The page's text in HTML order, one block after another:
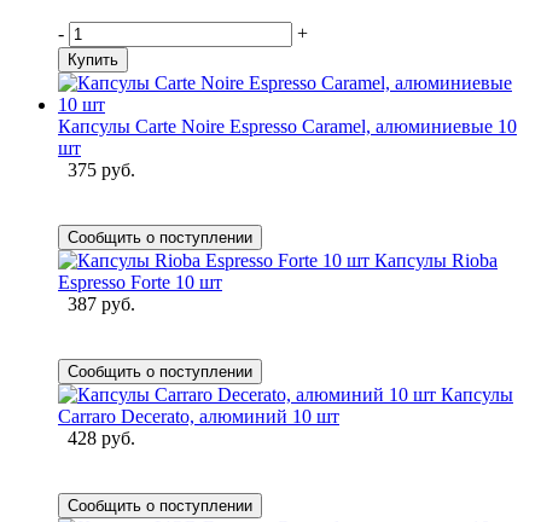
- +
Купить
Капсулы Carte Noire Espresso Caramel, алюминиевые 10
шт
375 руб.
Сообщить о поступлении
Капсулы Rioba
Espresso Forte 10 шт
387 руб.
Сообщить о поступлении
Капсулы
Carraro Decerato, алюминий 10 шт
428 руб.
Сообщить о поступлении